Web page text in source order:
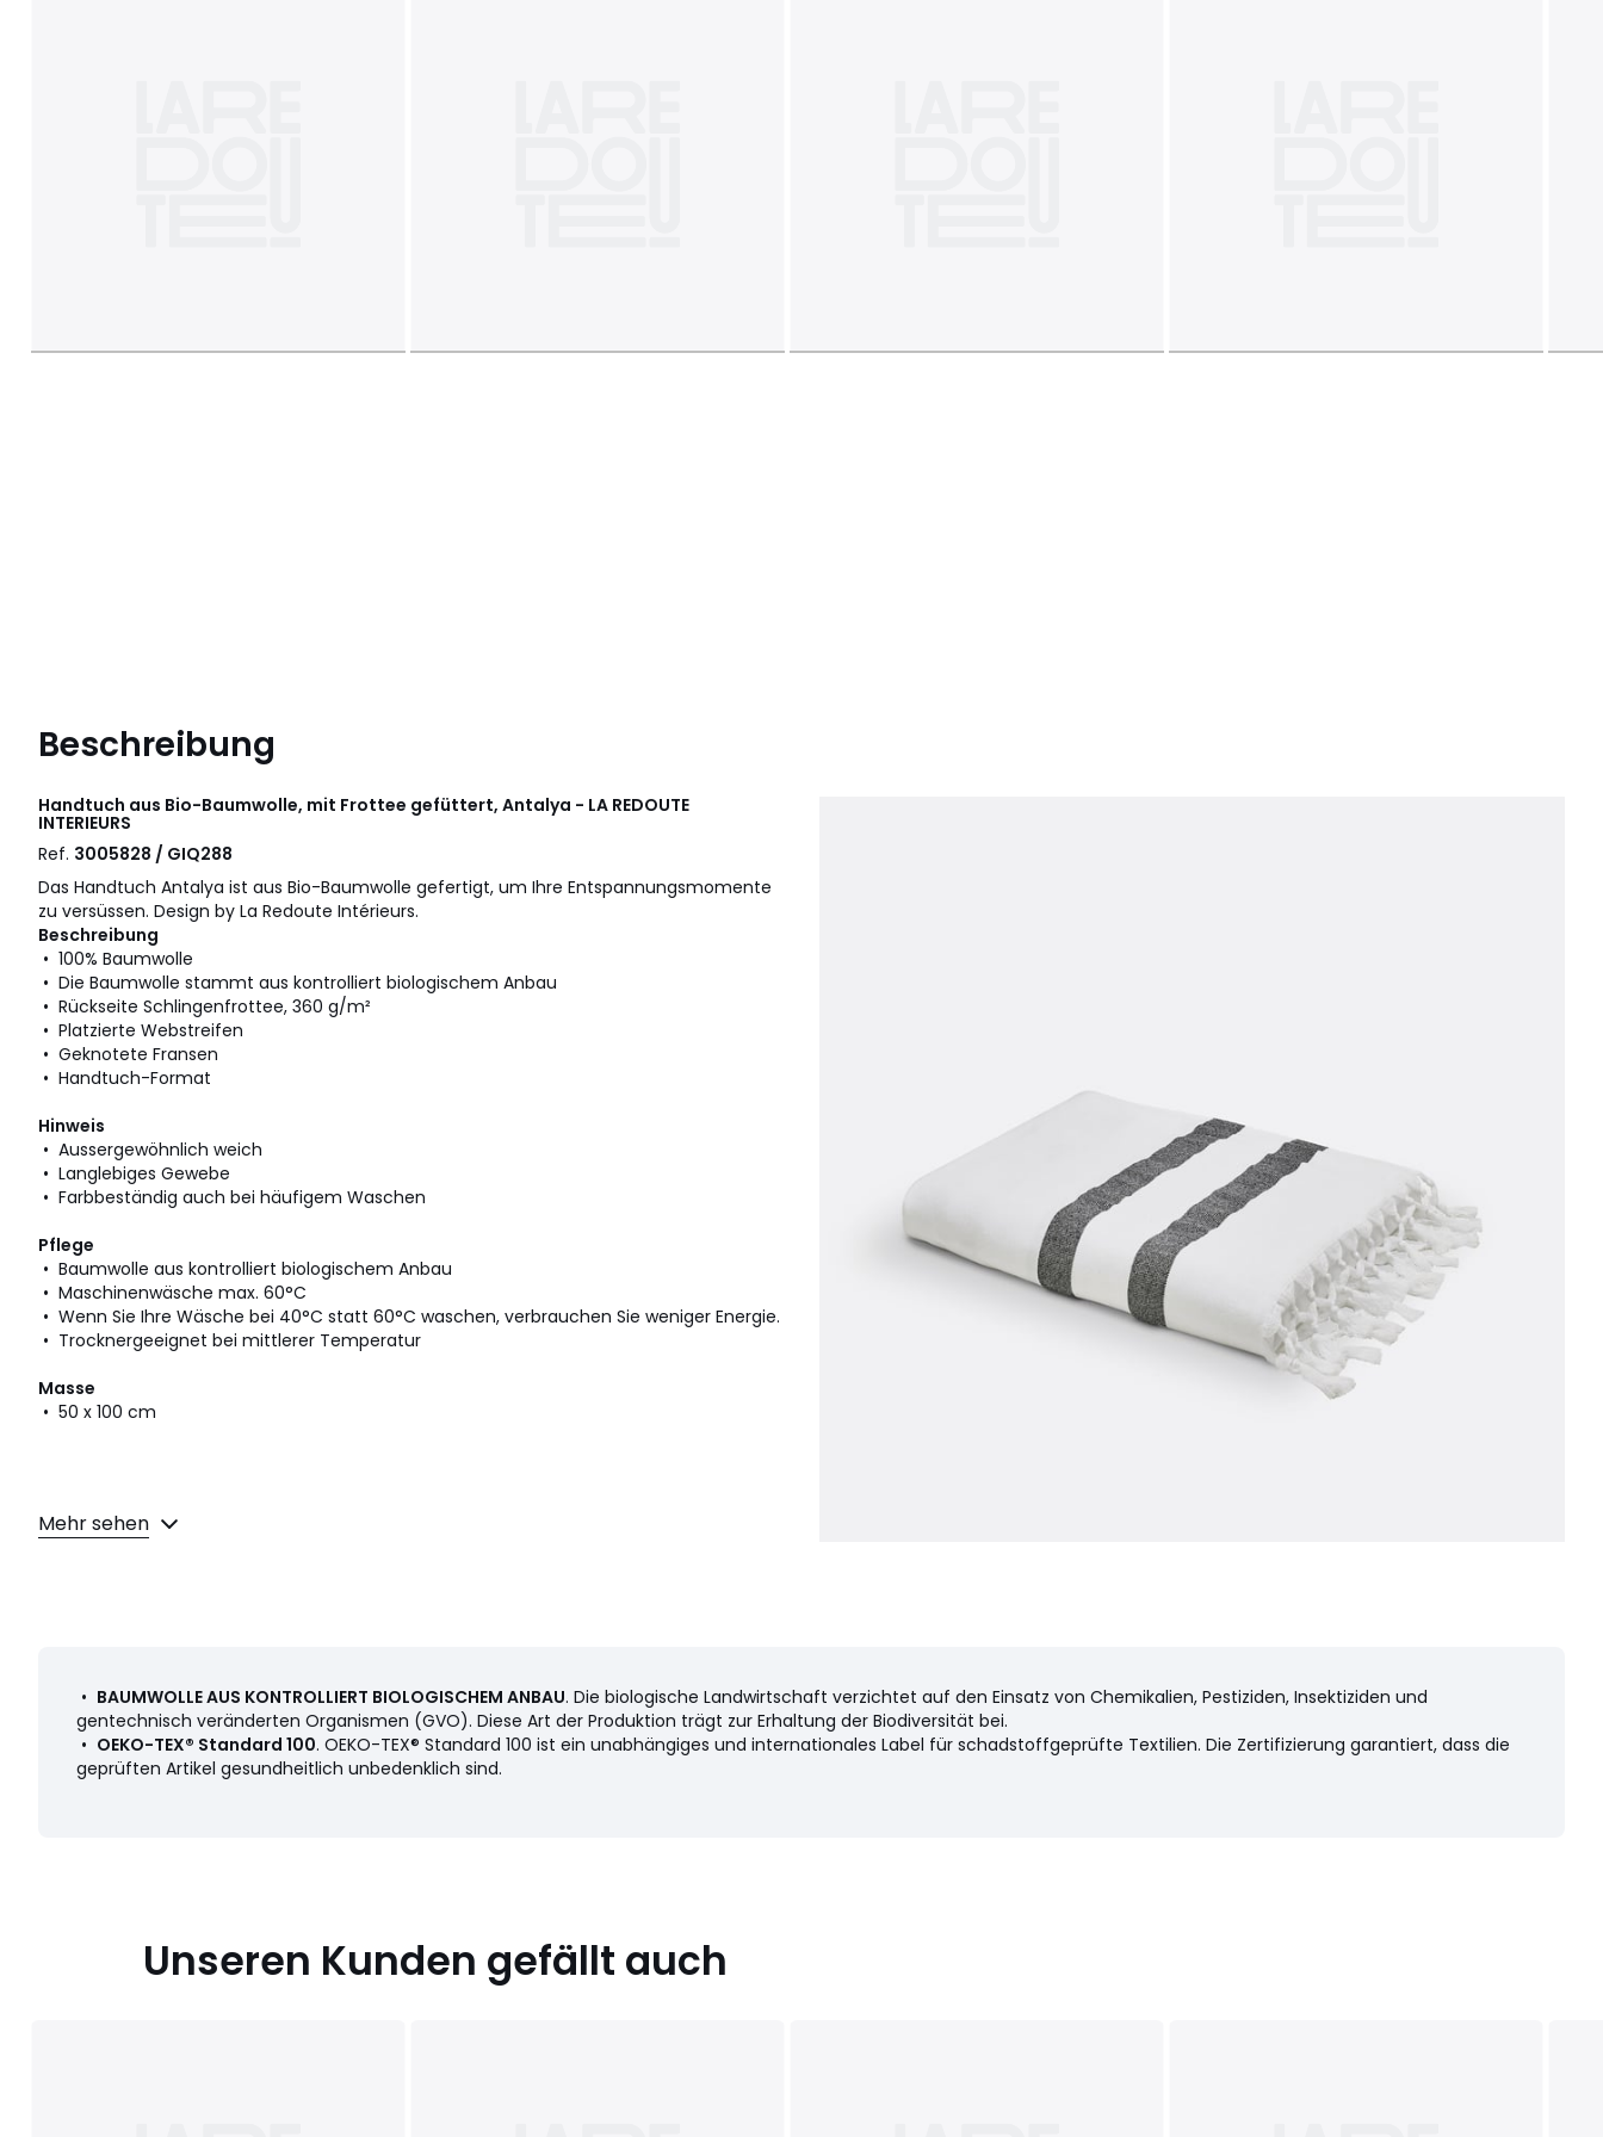
Beschreibung
Handtuch aus Bio-Baumwolle, mit Frottee gefüttert, Antalya - LA REDOUTE
INTERIEURS
Ref. 3005828 / GIQ288
Das Handtuch Antalya ist aus Bio-Baumwolle gefertigt, um Ihre Entspannungsmomente
zu versüssen. Design by La Redoute Intérieurs.
Beschreibung
• 100% Baumwolle
• Die Baumwolle stammt aus kontrolliert biologischem Anbau
• Rückseite Schlingenfrottee, 360 g/m²
• Platzierte Webstreifen
• Geknotete Fransen
• Handtuch-Format
Hinweis
• Aussergewöhnlich weich
• Langlebiges Gewebe
• Farbbeständig auch bei häufigem Waschen
Pflege
• Baumwolle aus kontrolliert biologischem Anbau
• Maschinenwäsche max. 60°C
• Wenn Sie Ihre Wäsche bei 40°C statt 60°C waschen, verbrauchen Sie weniger Energie.
• Trocknergeeignet bei mittlerer Temperatur
Masse
• 50 x 100 cm
Produkthinweis bezüglich der Umweltqualitäten und -merkmale
Mehr sehen
• BAUMWOLLE AUS KONTROLLIERT BIOLOGISCHEM ANBAU. Die biologische Landwirtschaft verzichtet auf den Einsatz von Chemikalien, Pestiziden, Insektiziden und
gentechnisch veränderten Organismen (GVO). Diese Art der Produktion trägt zur Erhaltung der Biodiversität bei.
• OEKO-TEX® Standard 100. OEKO-TEX® Standard 100 ist ein unabhängiges und internationales Label für schadstoffgeprüfte Textilien. Die Zertifizierung garantiert, dass die
geprüften Artikel gesundheitlich unbedenklich sind.
Unseren Kunden gefällt auch